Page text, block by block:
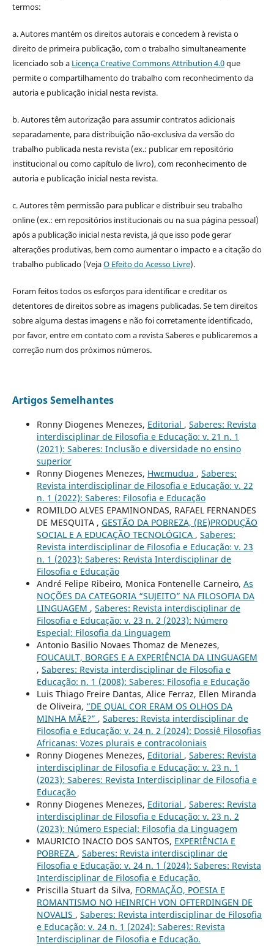
termos:
a. Autores mantém os direitos autorais e concedem à revista o
direito de primeira publicação, com o trabalho simultaneamente
licenciado sob a Licença Creative Commons Attribution 4.0que
permite o compartilhamento do trabalho com reconhecimento da
autoria e publicação inicial nesta revista.
b. Autores têm autorização para assumir contratos adicionais
separadamente, para distribuição não-exclusiva da versão do
trabalho publicada nesta revista (ex.: publicar em repositório
institucional ou como capítulo de livro), com reconhecimento de
autoria e publicação inicial nesta revista.
c. Autores têm permissão para publicar e distribuir seu trabalho
online (ex.: em repositórios institucionais ou na sua página pessoal)
após a publicação inicial nesta revista, já que isso pode gerar
alterações produtivas, bem como aumentar o impacto e a citação do
trabalho publicado (VejaO Efeito do Acesso Livre).
Foram feitos todos os esforços para identificar e creditar os
detentores de direitos sobre as imagens publicadas. Se tem direitos
sobre alguma destas imagens e não foi corretamente identificado,
por favor, entre em contato com a revista Saberes e publicaremos a
correção num dos próximos números.
Artigos Semelhantes
Ronny Diogenes Menezes, Editorial , Saberes: Revista
interdisciplinar de Filosofia e Educação: v. 21 n. 1
(2021): Saberes: Inclusão e diversidade no ensino
superior
Ronny Diogenes Menezes, Hwɛmudua , Saberes:
Revista interdisciplinar de Filosofia e Educação: v. 22
n. 1 (2022): Saberes: Filosofia e Educação
ROMILDO ALVES EPAMINONDAS, RAFAEL FERNANDES
DE MESQUITA , GESTÃO DA POBREZA, (RE)PRODUÇÃO
SOCIAL E A EDUCAÇÃO TECNOLÓGICA , Saberes:
Revista interdisciplinar de Filosofia e Educação: v. 23
n. 1 (2023): Saberes: Revista Interdisciplinar de
Filosofia e Educação
André Felipe Ribeiro, Monica Fontenelle Carneiro, As
NOÇÕES DA CATEGORIA “SUJEITO” NA FILOSOFIA DA
LINGUAGEM , Saberes: Revista interdisciplinar de
Filosofia e Educação: v. 23 n. 2 (2023): Número
Especial: Filosofia da Linguagem
Antonio Basilio Novaes Thomaz de Menezes,
FOUCAULT, BORGES E A EXPERIÊNCIA DA LINGUAGEM
, Saberes: Revista interdisciplinar de Filosofia e
Educação: n. 1 (2008): Saberes: Filosofia e Educação
Luis Thiago Freire Dantas, Alice Ferraz, Ellen Miranda
de Oliveira, “DE QUAL COR ERAM OS OLHOS DA
MINHA MÃE?” , Saberes: Revista interdisciplinar de
Filosofia e Educação: v. 24 n. 2 (2024): Dossiê Filosofias
Africanas: Vozes plurais e contracoloniais
Ronny Diogenes Menezes, Editorial , Saberes: Revista
interdisciplinar de Filosofia e Educação: v. 23 n. 1
(2023): Saberes: Revista Interdisciplinar de Filosofia e
Educação
Ronny Diogenes Menezes, Editorial , Saberes: Revista
interdisciplinar de Filosofia e Educação: v. 23 n. 2
(2023): Número Especial: Filosofia da Linguagem
MAURICIO INACIO DOS SANTOS, EXPERIÊNCIA E
POBREZA , Saberes: Revista interdisciplinar de
Filosofia e Educação: v. 24 n. 1 (2024): Saberes: Revista
Interdisciplinar de Filosofia e Educação.
Priscilla Stuart da Silva, FORMAÇÃO, POESIA E
ROMANTISMO NO HEINRICH VON OFTERDINGEN DE
NOVALIS , Saberes: Revista interdisciplinar de Filosofia
e Educação: v. 24 n. 1 (2024): Saberes: Revista
Interdisciplinar de Filosofia e Educação.